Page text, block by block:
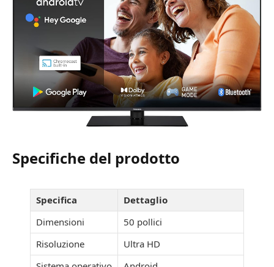
Specifiche del prodotto
Specifica
Dettaglio
Dimensioni
50 pollici
Risoluzione
Ultra HD